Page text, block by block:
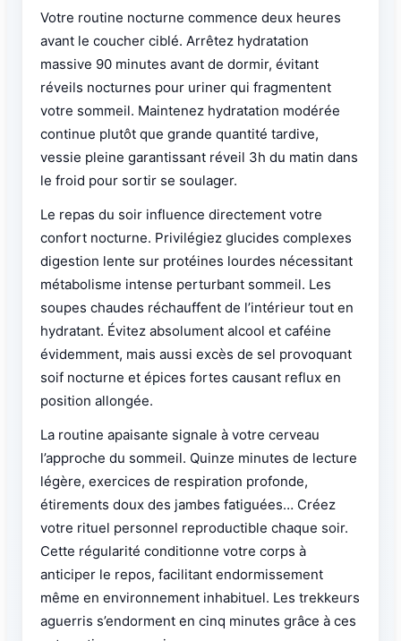
Votre routine nocturne commence deux heures
avant le coucher ciblé. Arrêtez hydratation
massive 90 minutes avant de dormir, évitant
réveils nocturnes pour uriner qui fragmentent
votre sommeil. Maintenez hydratation modérée
continue plutôt que grande quantité tardive,
vessie pleine garantissant réveil 3h du matin dans
le froid pour sortir se soulager.
Le repas du soir influence directement votre
confort nocturne. Privilégiez glucides complexes
digestion lente sur protéines lourdes nécessitant
métabolisme intense perturbant sommeil. Les
soupes chaudes réchauffent de l’intérieur tout en
hydratant. Évitez absolument alcool et caféine
évidemment, mais aussi excès de sel provoquant
soif nocturne et épices fortes causant reflux en
position allongée.
La routine apaisante signale à votre cerveau
l’approche du sommeil. Quinze minutes de lecture
légère, exercices de respiration profonde,
étirements doux des jambes fatiguées… Créez
votre rituel personnel reproductible chaque soir.
Cette régularité conditionne votre corps à
anticiper le repos, facilitant endormissement
même en environnement inhabituel. Les trekkeurs
aguerris s’endorment en cinq minutes grâce à ces